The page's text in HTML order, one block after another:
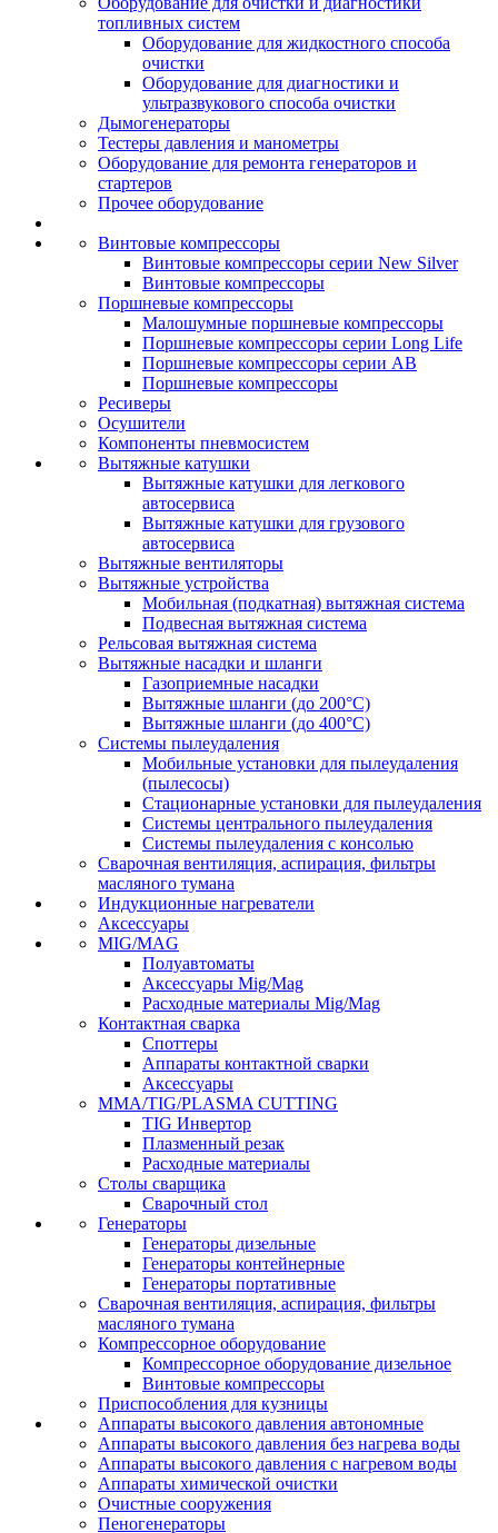
топливных систем
Оборудование для жидкостного способа
очистки
Оборудование для диагностики и
ультразвукового способа очистки
Дымогенераторы
Тестеры давления и манометры
Оборудование для ремонта генераторов и
стартеров
Прочее оборудование
Винтовые компрессоры
Винтовые компрессоры серии New Silver
Винтовые компрессоры
Поршневые компрессоры
Малошумные поршневые компрессоры
Поршневые компрессоры серии Long Life
Поршневые компрессоры серии AB
Поршневые компрессоры
Ресиверы
Осушители
Компоненты пневмосистем
Вытяжные катушки
Вытяжные катушки для легкового
автосервиса
Вытяжные катушки для грузового
автосервиса
Вытяжные вентиляторы
Вытяжные устройства
Мобильная (подкатная) вытяжная система
Подвесная вытяжная система
Рельсовая вытяжная система
Вытяжные насадки и шланги
Газоприемные насадки
Вытяжные шланги (до 200°C)
Вытяжные шланги (до 400°C)
Системы пылеудаления
Мобильные установки для пылеудаления
(пылесосы)
Стационарные установки для пылеудаления
Системы центрального пылеудаления
Системы пылеудаления с консолью
Сварочная вентиляция, аспирация, фильтры
масляного тумана
Индукционные нагреватели
Аксессуары
MIG/MAG
Полуавтоматы
Аксессуары Mig/Mag
Расходные материалы Mig/Mag
Контактная сварка
Споттеры
Аппараты контактной сварки
Аксессуары
MMA/TIG/PLASMA CUTTING
TIG Инвертор
Плазменный резак
Расходные материалы
Столы сварщика
Сварочный стол
Генераторы
Генераторы дизельные
Генераторы контейнерные
Генераторы портативные
Сварочная вентиляция, аспирация, фильтры
масляного тумана
Компрессорное оборудование
Компрессорное оборудование дизельное
Винтовые компрессоры
Приспособления для кузницы
Аппараты высокого давления автономные
Аппараты высокого давления без нагрева воды
Аппараты высокого давления с нагревом воды
Аппараты химической очистки
Очистные сооружения
Пеногенераторы